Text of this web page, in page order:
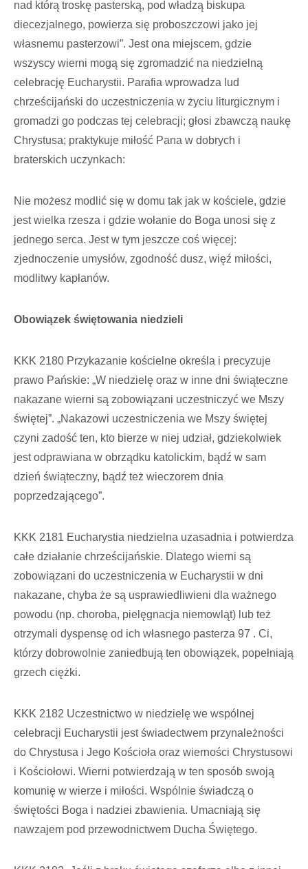
nad którą troskę pasterską, pod władzą biskupa
diecezjalnego, powierza się proboszczowi jako jej
własnemu pasterzowi”. Jest ona miejscem, gdzie
wszyscy wierni mogą się zgromadzić na niedzielną
celebrację Eucharystii. Parafia wprowadza lud
chrześcijański do uczestniczenia w życiu liturgicznym i
gromadzi go podczas tej celebracji; głosi zbawczą naukę
Chrystusa; praktykuje miłość Pana w dobrych i
braterskich uczynkach:
Nie możesz modlić się w domu tak jak w kościele, gdzie
jest wielka rzesza i gdzie wołanie do Boga unosi się z
jednego serca. Jest w tym jeszcze coś więcej:
zjednoczenie umysłów, zgodność dusz, więź miłości,
modlitwy kapłanów.
Obowiązek świętowania niedzieli
KKK 2180 Przykazanie kościelne określa i precyzuje
prawo Pańskie: „W niedzielę oraz w inne dni świąteczne
nakazane wierni są zobowiązani uczestniczyć we Mszy
świętej”. „Nakazowi uczestniczenia we Mszy świętej
czyni zadość ten, kto bierze w niej udział, gdziekolwiek
jest odprawiana w obrządku katolickim, bądź w sam
dzień świąteczny, bądź też wieczorem dnia
poprzedzającego”.
KKK 2181 Eucharystia niedzielna uzasadnia i potwierdza
całe działanie chrześcijańskie. Dlatego wierni są
zobowiązani do uczestniczenia w Eucharystii w dni
nakazane, chyba że są usprawiedliwieni dla ważnego
powodu (np. choroba, pielęgnacja niemowląt) lub też
otrzymali dyspensę od ich własnego pasterza 97 . Ci,
którzy dobrowolnie zaniedbują ten obowiązek, popełniają
grzech ciężki.
KKK 2182 Uczestnictwo w niedzielę we wspólnej
celebracji Eucharystii jest świadectwem przynależności
do Chrystusa i Jego Kościoła oraz wierności Chrystusowi
i Kościołowi. Wierni potwierdzają w ten sposób swoją
komunię w wierze i miłości. Wspólnie świadczą o
świętości Boga i nadziei zbawienia. Umacniają się
nawzajem pod przewodnictwem Ducha Świętego.